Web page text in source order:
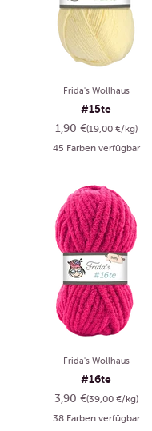
Frida's Wollhaus
#15te
Angebot
1,90 €(19,00 €/kg)
45 Farben verfügbar
Frida's Wollhaus
#16te
Angebot
3,90 €(39,00 €/kg)
38 Farben verfügbar